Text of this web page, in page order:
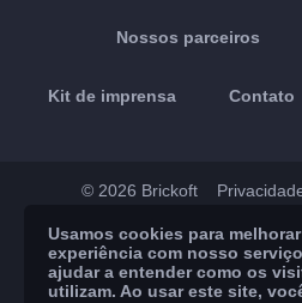
Nossos parceiros
Kit de imprensa Contato
© 2026 Brickoft
App Store
Usamos cookies para
experiência com nosso
ajudar a entender como os
utilizam. Ao usar este site,